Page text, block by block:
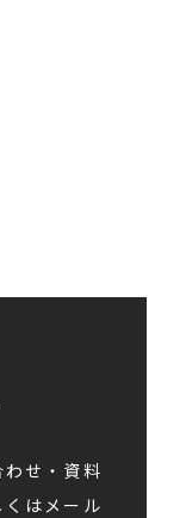
せ・資料
はメール